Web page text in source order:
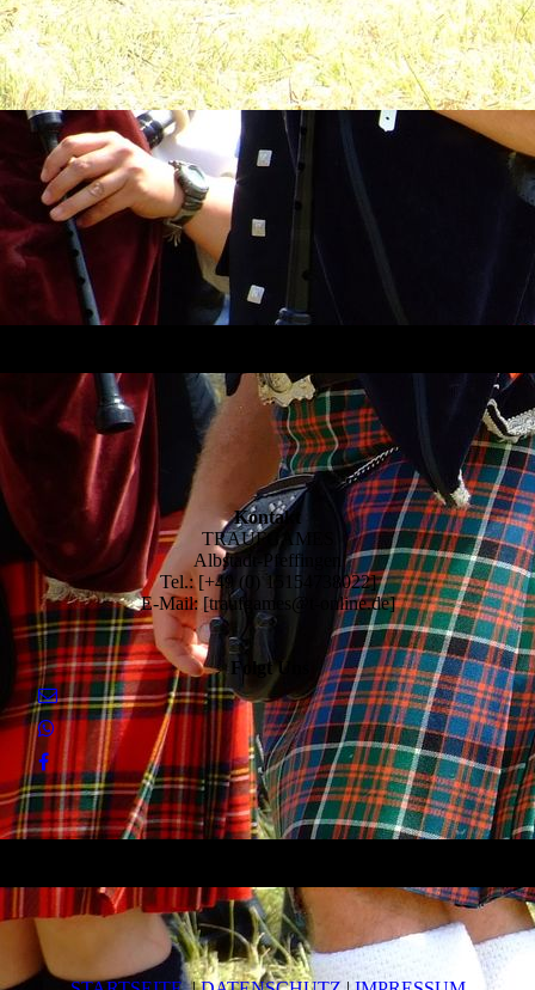
Kontakt
TRAUFGAMES
Albstadt-Pfeffingen
Tel.: [+49 (0) 15154738022]
E-Mail: [traufgames@t-online.de]
Folgt Uns